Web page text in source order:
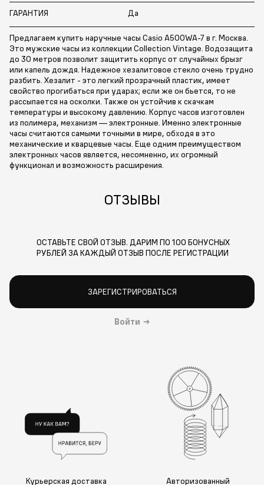
ГАРАНТИЯ Да
Предлагаем купить наручные часы Casio A500WA-7 в г. Москва.
Это мужские часы из коллекции Collection Vintage. Водозащита
до 30 метров позволит защитить корпус от случайных брызг
или капель дождя. Надежное хезалитовое стекло очень трудно
разбить. Хезалит - это легкий прозрачный пластик, имеет
свойство прогибаться при ударах; если же он бьется, то не
рассыпается на осколки. Также он устойчив к скачкам
температуры и высокому давлению. Корпус часов изготовлен
из полимера, механизм — электронные. Именно электронные
часы считаются самыми точными в мире, обходя в это
механические и кварцевые часы. Еще одним преимуществом
электронных часов является, несомненно, их огромный
функционал и возможность расширения.
ОТЗЫВЫ
ОСТАВЬТЕ СВОЙ ОТЗЫВ. ДАРИМ ПО 100 БОНУСНЫХ
РУБЛЕЙ ЗА КАЖДЫЙ ОТЗЫВ ПОСЛЕ РЕГИСТРАЦИИ
ЗАРЕГИСТРИРОВАТЬСЯ
Войти →
Курьерская доставка Авторизованный